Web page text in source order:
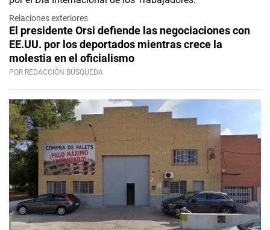
Relaciones exteriores
El presidente Orsi defiende las negociaciones con
EE.UU. por los deportados mientras crece la
molestia en el oficialismo
POR REDACCIÓN BÚSQUEDA